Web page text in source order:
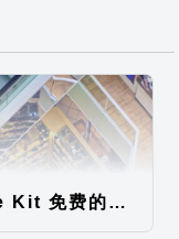
Site Kit 免费的WordPress数据统计插件